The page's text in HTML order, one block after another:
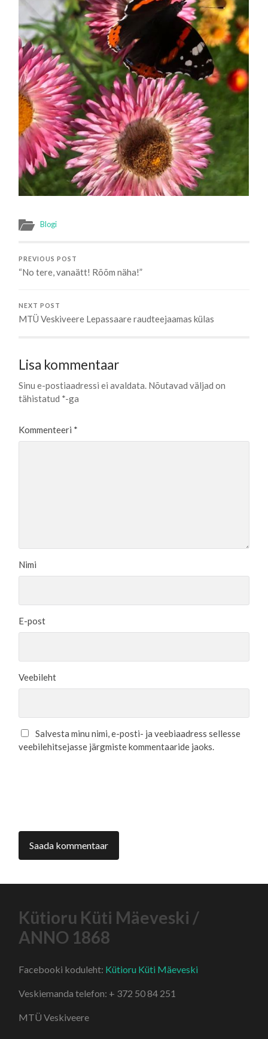
Blogi
PREVIOUS POST
“No tere, vanaätt! Rõõm näha!”
NEXT POST
MTÜ Veskiveere Lepassaare raudteejaamas külas
Lisa kommentaar
Sinu e-postiaadressi ei avaldata. Nõutavad väljad on
tähistatud *-ga
Kommenteeri *
Nimi
E-post
Veebileht
Salvesta minu nimi, e-posti- ja veebiaadress sellesse
veebilehitsejasse järgmiste kommentaaride jaoks.
Kütioru Küti Mäeveski /
ANNO 1868
Facebooki koduleht: Kütioru Küti Mäeveski
Veskiemanda telefon: + 372 50 84 251
MTÜ Veskiveere